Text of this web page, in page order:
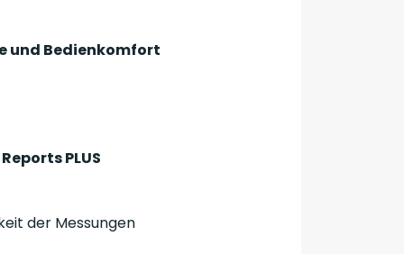
und Bedienkomfort
PLUS
der Messungen